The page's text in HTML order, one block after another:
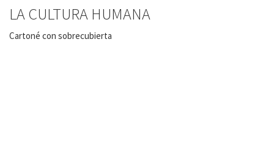
LA CULTURA HUMANA
Cartoné con sobrecubierta